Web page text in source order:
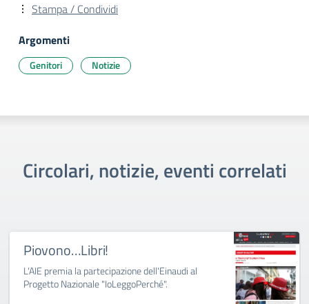
Stampa / Condividi
Argomenti
Genitori Notizie
Circolari, notizie, eventi correlati
Piovono…Libri!
L'AIE premia la partecipazione dell'Einaudi al
Progetto Nazionale "IoLeggoPerché".